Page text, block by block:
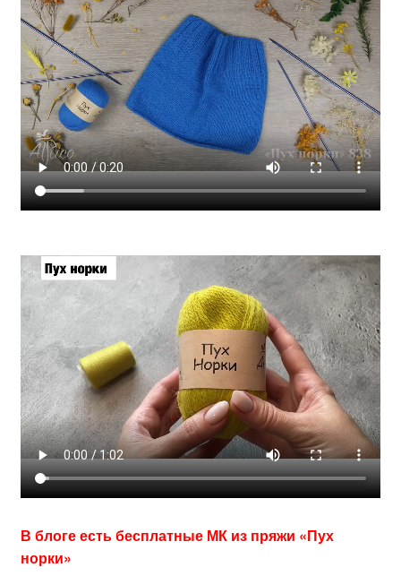
В блоге есть бесплатные МК из пряжи «Пух
норки»